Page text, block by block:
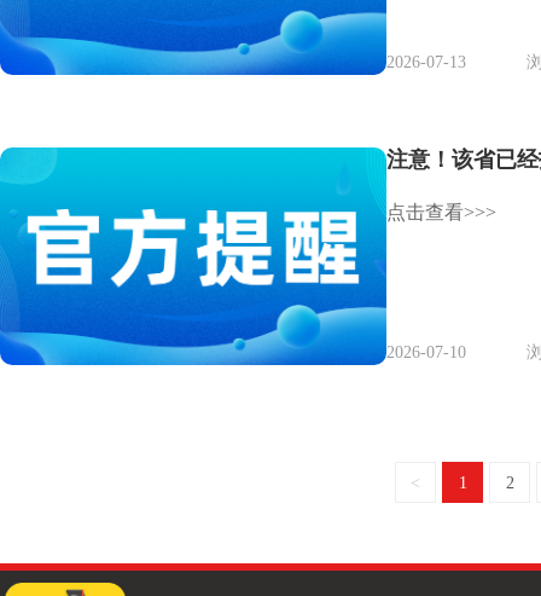
2026-07-13
注意！该省已
点击查看>>>
2026-07-10
< 1 2